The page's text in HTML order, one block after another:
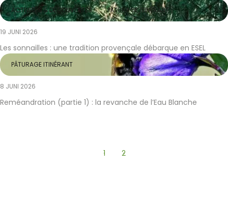
19 JUNI 2026
Les sonnailles : une tradition provençale débarque en ESEL
ACTIVITÉS & DÉCOUVERTES PÂTURAGE ITINÉRANT
8 JUNI 2026
Reméandration (partie 1) : la revanche de l’Eau Blanche
PÂTURAGE ITINÉRANT
Vorige pagina
page
1- Huidige pagina
page
2